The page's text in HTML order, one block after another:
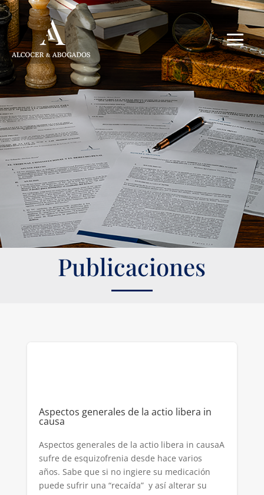
Publicaciones
Aspectos generales de la actio libera in
causa
Aspectos generales de la actio libera in causaA
sufre de esquizofrenia desde hace varios
años. Sabe que si no ingiere su medicación
puede sufrir una “recaída” y así alterar su